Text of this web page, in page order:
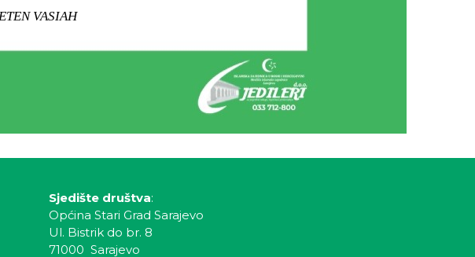
VASIAH
Sjedište društva:
Općina Stari Grad Sarajevo
Ul. Bistrik do br. 8
71000 Sarajevo